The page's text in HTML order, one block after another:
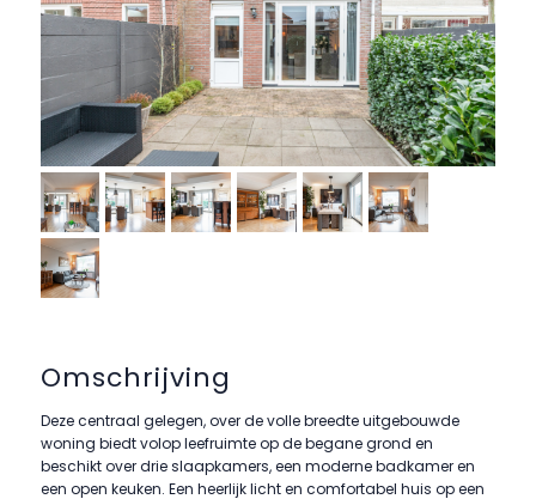
Omschrijving
Deze centraal gelegen, over de volle breedte uitgebouwde
woning biedt volop leefruimte op de begane grond en
beschikt over drie slaapkamers, een moderne badkamer en
een open keuken. Een heerlijk licht en comfortabel huis op een